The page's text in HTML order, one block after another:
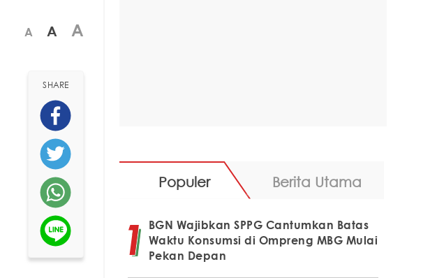
A A A
SHARE
Populer Berita Utama
BGN Wajibkan SPPG Cantumkan Batas
Waktu Konsumsi di Ompreng MBG Mulai
Pekan Depan